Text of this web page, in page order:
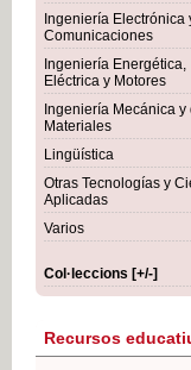
Ingeniería Electrónica
Comunicaciones
Ingeniería Energética,
Eléctrica y Motores
Ingeniería Mecánica y
Materiales
Lingüística
Otras Tecnologías y
Aplicadas
Varios
Col·leccions [+/-]
Recursos